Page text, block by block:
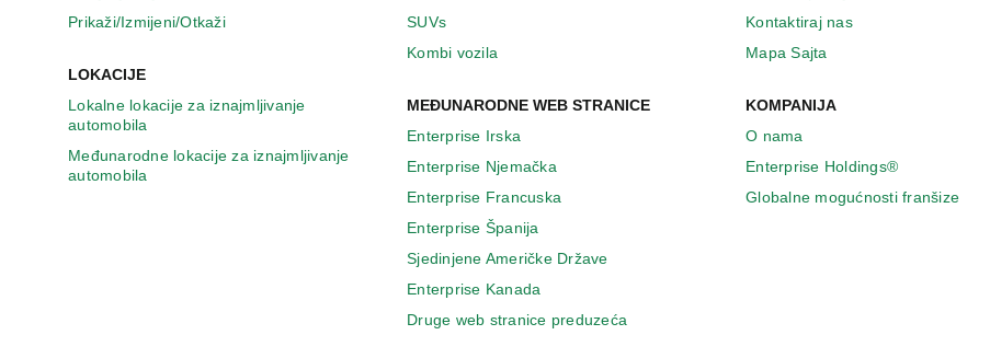
o
o
u
Prikaži/Izmijeni/Otkaži
LOKACIJE
Lokalne lokacije za iznajmljivanje
automobila
Međunarodne lokacije za iznajmljivanje
automobila
SUVs
Kombi vozila
MEĐUNARODNE WEB STRANICE
Enterprise Irska
Enterprise Njemačka
Enterprise Francuska
Enterprise Španija
Sjedinjene Američke Države
Enterprise Κanada
Druge web stranice preduzeća
Kontaktiraj nas
Mapa Sajta
KOMPANIJA
O nama
Enterprise Holdings®
Globalne mogućnosti franšize